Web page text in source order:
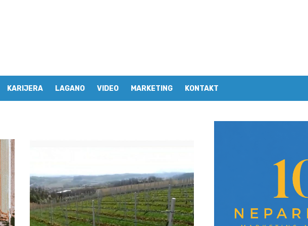
KARIJERA LAGANO VIDEO MARKETING KONTAKT